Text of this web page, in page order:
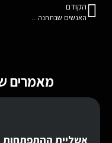
הקודם
האנשים שבתחנה…
מאמרים